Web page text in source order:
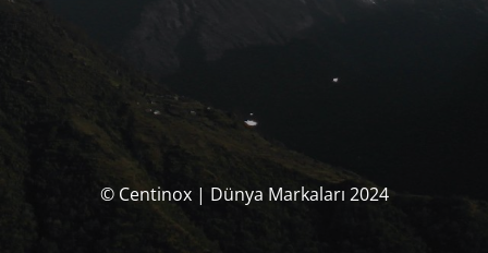
© Centinox | Dünya Markaları 2024